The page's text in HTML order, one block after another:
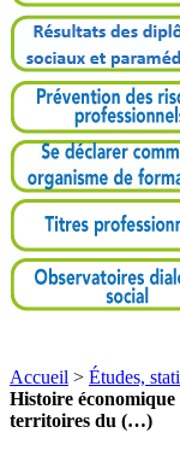
Accueil > Études,
Histoire économique
territoires du (…)